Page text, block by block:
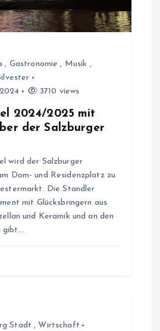
, Gastronomie , Musik ,
3710 views
2024/2025 mit
der Salzburger
wird der Salzburger
Dom- und Residenzplatz zu
Die Standler
mit Glücksbringern aus
und Keramik und an den
gibt…
Stadt , Wirtschaft